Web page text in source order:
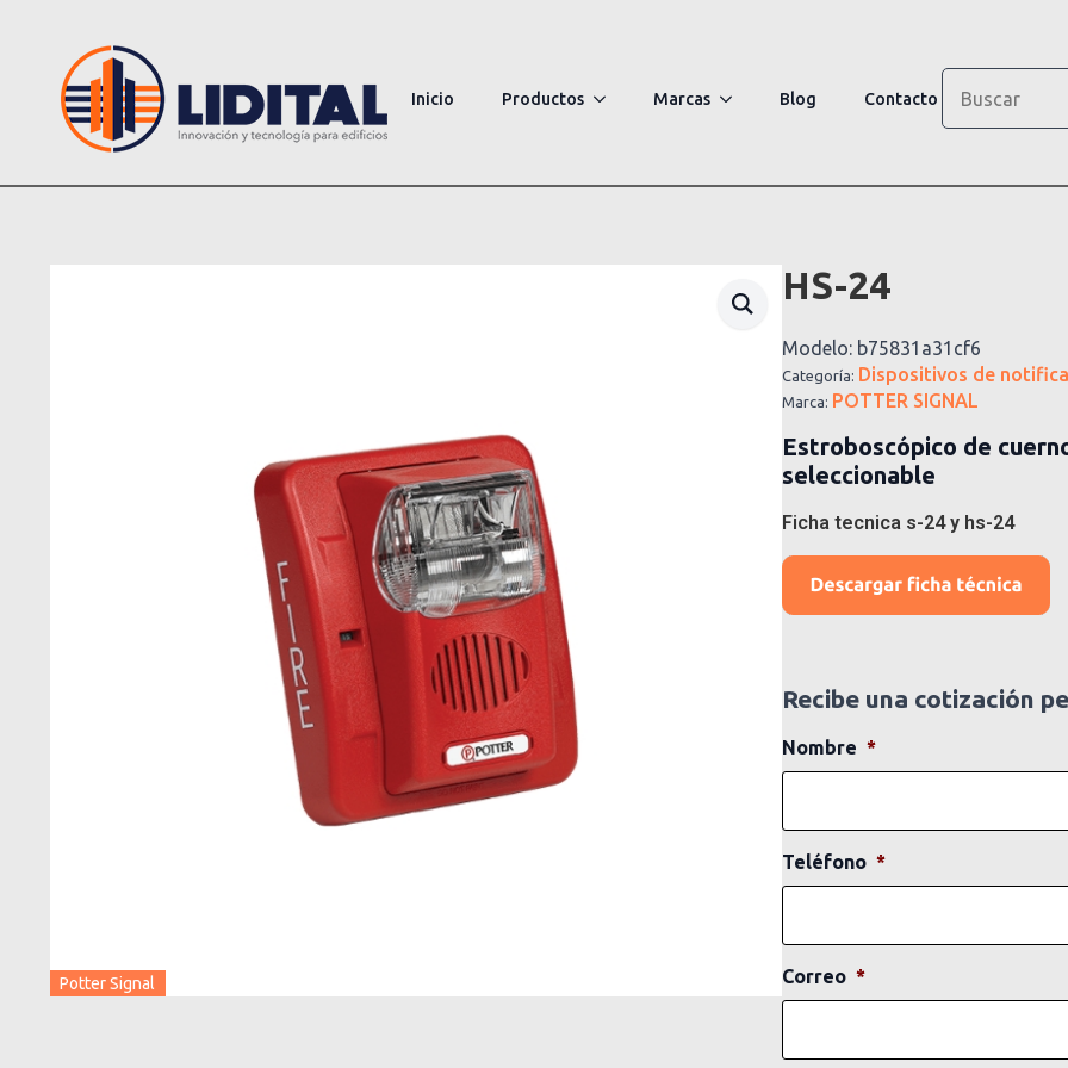
Inicio Productos Marcas Blog Contacto
Potter Signal
HS-24
Modelo: b75831a31cf6
Categoría: Dispositivos de
Marca: POTTER SIGNAL
Estroboscópico de
seleccionable
Ficha tecnica s-24 y hs-24
Recibe una cotización
Nombre *
Teléfono *
Correo *